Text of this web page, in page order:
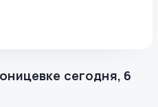
сегодня, 6